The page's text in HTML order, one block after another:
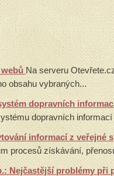
Na serveru
obsahu vybraných...
dopravních
dopravních
informací z veřejné
procesů získávání,
Nejčastější problémy